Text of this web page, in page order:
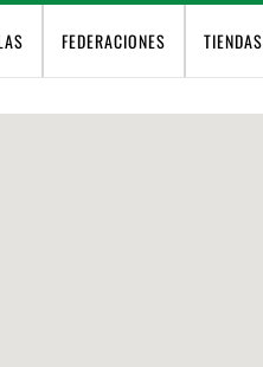
FEDERACIONES TIENDAS